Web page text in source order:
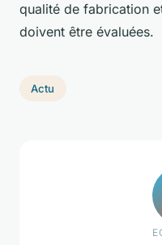
qualité de fabrication
doivent être évaluées.
Actu